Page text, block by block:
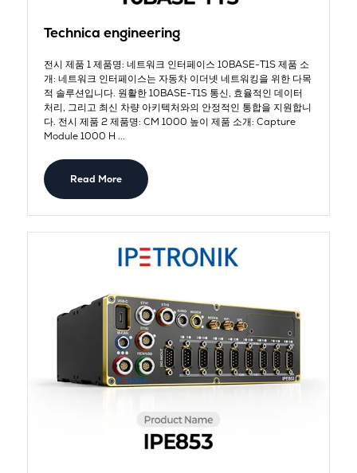
Technica engineering
전시 제품 1 제품명: 네트워크 인터페이스 10BASE-T1S 제품 소
개: 네트워크 인터페이스는 자동차 이더넷 네트워킹을 위한 다목
적 솔루션입니다. 원활한 10BASE-T1S 통신, 효율적인 데이터
처리, 그리고 최신 차량 아키텍처와의 안정적인 통합을 지원합니
다. 전시 제품 2 제품명: CM 1000 높이 제품 소개: Capture
Module 1000 H ...
Read More